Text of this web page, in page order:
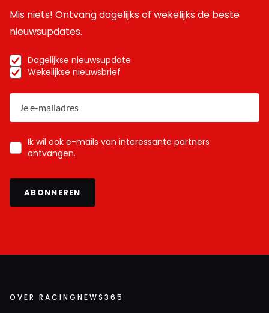
Mis niets! Ontvang dagelijks of wekelijks de beste
nieuwsupdates.
Dagelijkse nieuwsupdate
Wekelijkse nieuwsbrief
Ik wil ook e-mails van interessante partners
ontvangen.
ABONNEREN
OVER RACINGNEWS365